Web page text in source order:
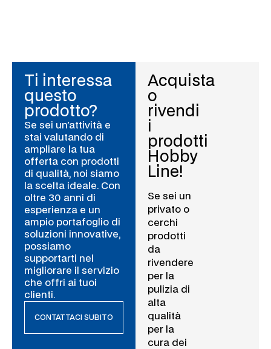
Ti interessa
questo
prodotto?
Se sei un'attività e
stai valutando di
ampliare la tua
offerta con prodotti
di qualità, noi siamo
la scelta ideale. Con
oltre 30 anni di
esperienza e un
ampio portafoglio di
soluzioni innovative,
possiamo
supportarti nel
migliorare il servizio
che offri ai tuoi
clienti.
CONTATTACI SUBITO
Acquista
o
rivendi
i
prodotti
Hobby
Line!
Se sei un
privato o
cerchi
prodotti
da
rivendere
per la
pulizia di
alta
qualità
per la
cura dei